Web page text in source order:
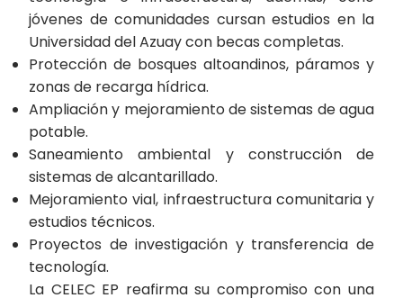
jóvenes de comunidades cursan estudios en la
Universidad del Azuay con becas completas.
Protección de bosques altoandinos, páramos y
zonas de recarga hídrica.
Ampliación y mejoramiento de sistemas de agua
potable.
Saneamiento ambiental y construcción de
sistemas de alcantarillado.
Mejoramiento vial, infraestructura comunitaria y
estudios técnicos.
Proyectos de investigación y transferencia de
tecnología.
La CELEC EP reafirma su compromiso con una